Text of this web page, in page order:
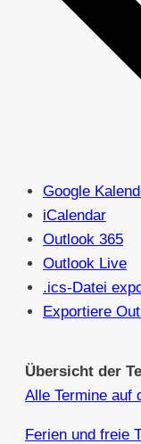
Google
iCalendar
Outlook 365
Outlook Live
.ics-Datei
Exportiere
Übersicht der
Alle Termine auf
Ferien und freie